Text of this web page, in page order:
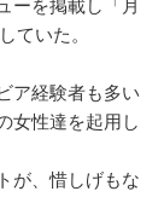
ーを掲載し「月
ていた。
ア経験者も多い
女性達を起用し
が、惜しげもな